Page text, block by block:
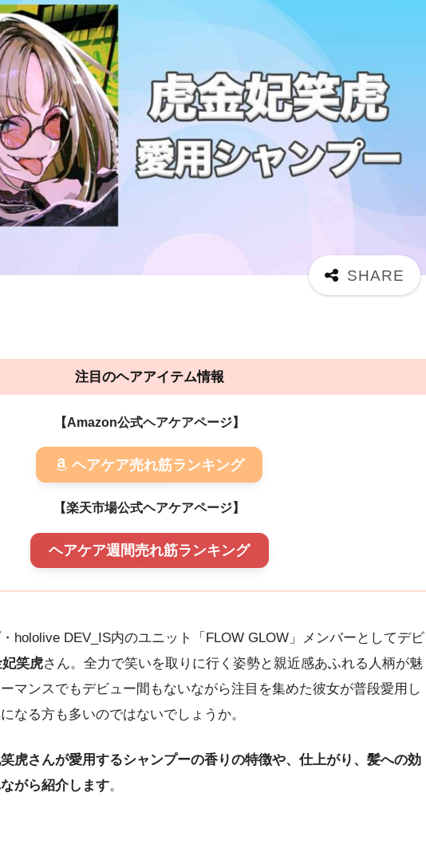
注目のヘアアイテム情報
【Amazon公式ヘアケアページ】
ヘアケア売れ筋ランキング
【楽天市場公式ヘアケアページ】
ヘアケア週間売れ筋ランキング
hololive DEV_IS内のユニット「FLOW GLOW」メンバーとしてデビ
妃笑虎さん。全力で笑いを取りに行く姿勢と親近感あふれる人柄が魅
マンスでもデビュー間もないながら注目を集めた彼女が普段愛用し
なる方も多いのではないでしょうか。
虎さんが愛用するシャンプーの香りの特徴や、仕上がり、髪への効
がら紹介します。